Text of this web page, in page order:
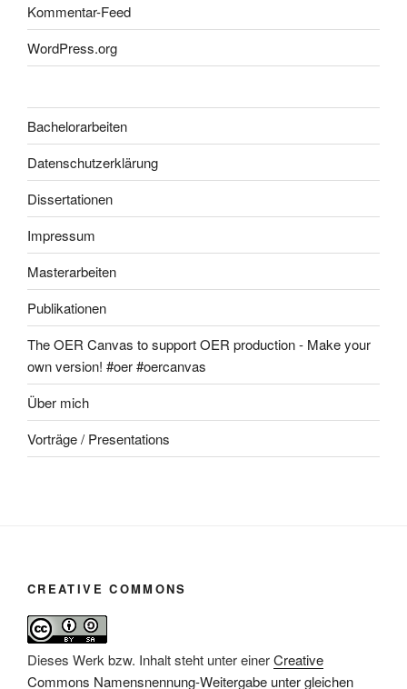
Kommentar-Feed
WordPress.org
Bachelorarbeiten
Datenschutzerklärung
Dissertationen
Impressum
Masterarbeiten
Publikationen
The OER Canvas to support OER production - Make your
own version! #oer #oercanvas
Über mich
Vorträge / Presentations
CREATIVE COMMONS
Dieses Werk bzw. Inhalt steht unter einerCreative
Commons Namensnennung-Weitergabe unter gleichen